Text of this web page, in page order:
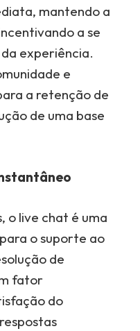
mantendo a
a se
experiência.
e
a retenção de
de uma base
o live chat é uma
o suporte ao
de
fator
do